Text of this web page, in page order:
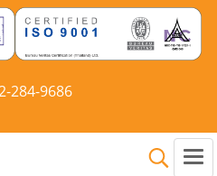
284-9686